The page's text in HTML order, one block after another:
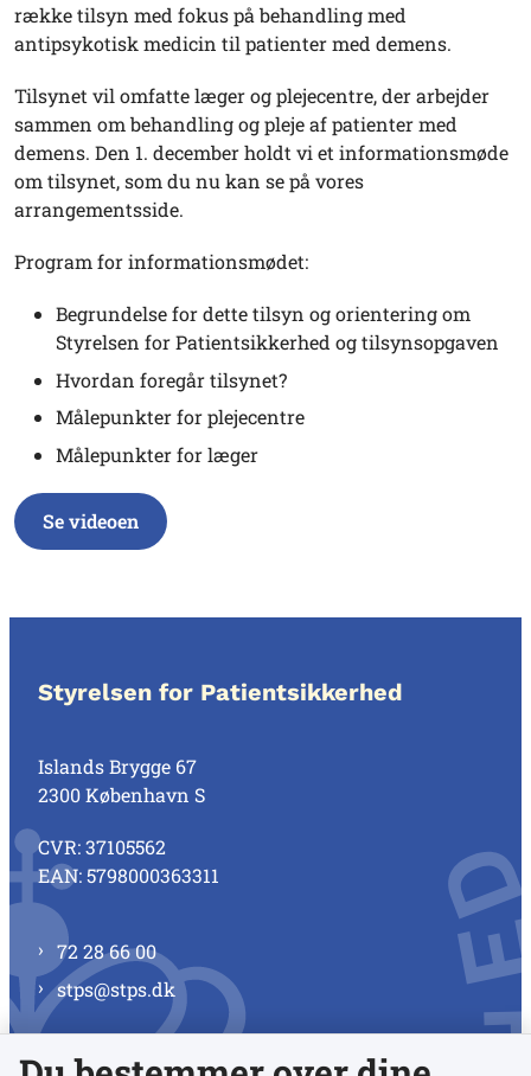
række tilsyn med fokus på behandling med
antipsykotisk medicin til patienter med demens.
Tilsynet vil omfatte læger og plejecentre, der arbejder
sammen om behandling og pleje af patienter med
demens. Den 1. december holdt vi et informationsmøde
om tilsynet, som du nu kan se på vores
arrangementsside.
Program for informationsmødet:
Begrundelse for dette tilsyn og orientering om
Styrelsen for Patientsikkerhed og tilsynsopgaven
Hvordan foregår tilsynet?
Målepunkter for plejecentre
Målepunkter for læger
Se videoen
Styrelsen for Patientsikkerhed
Islands Brygge 67
2300 København S
CVR: 37105562
EAN: 5798000363311
72 28 66 00
stps@stps.dk